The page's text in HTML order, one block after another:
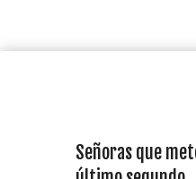
Señoras que